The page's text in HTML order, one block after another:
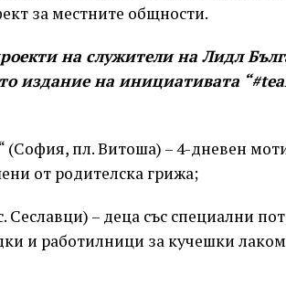
за местните общности.
на служители на Лидл
издание на инициативата
(София, пл. Витоша) – 4-дневен
от родителска грижа;
Сеславци) – деца със специални
и работилници за кучешки